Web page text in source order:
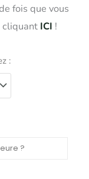
fois que vous
cliquant ICI !
: